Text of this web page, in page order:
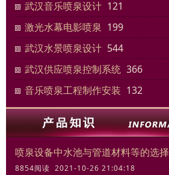
武汉音乐喷泉设计 121
激光水幕电影喷泉 199
武汉水景喷泉设计 544
武汉供应喷泉控制系统 366
音乐喷泉工程制作安装 132
喷泉设备中水池与管道材料等的选择
8854阅读 2021-10-26 21:04:18